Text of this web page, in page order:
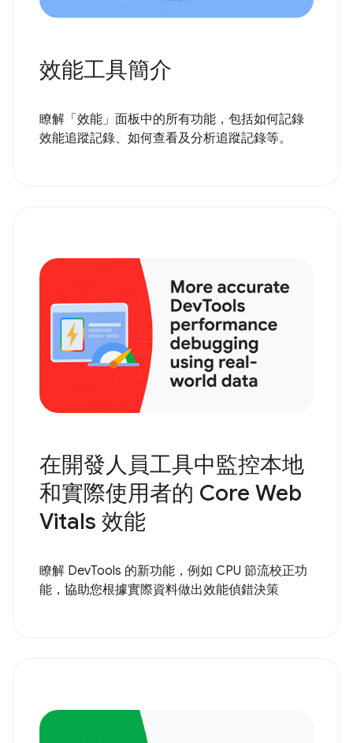
效能工具簡介
瞭解「效能」面板中的所有功能，包括如何記錄
效能追蹤記錄、如何查看及分析追蹤記錄等。
在開發人員工具中監控本地
和實際使用者的 Core Web
Vitals 效能
瞭解 DevTools 的新功能，例如 CPU 節流校正功
能，協助您根據實際資料做出效能偵錯決策